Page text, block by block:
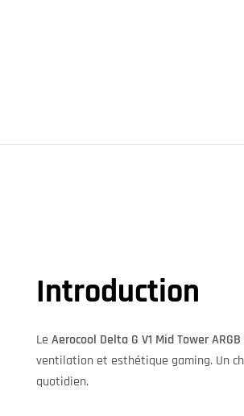
Introduction
Le Aerocool Delta G V1 Mid Tower ARGB
ventilation et esthétique gaming. Un
quotidien.